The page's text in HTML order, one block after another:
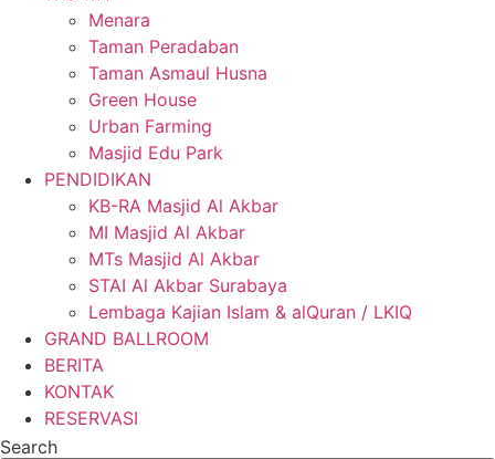
Menara
Taman Peradaban
Taman Asmaul Husna
Green House
Urban Farming
Masjid Edu Park
PENDIDIKAN
KB-RA Masjid Al Akbar
MI Masjid Al Akbar
MTs Masjid Al Akbar
STAI Al Akbar Surabaya
Lembaga Kajian Islam & alQuran / LKIQ
GRAND BALLROOM
BERITA
KONTAK
RESERVASI
Search